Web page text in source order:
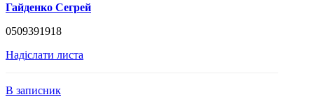
Гайденко Сегрей
0509391918
Надіслати листа
В записник